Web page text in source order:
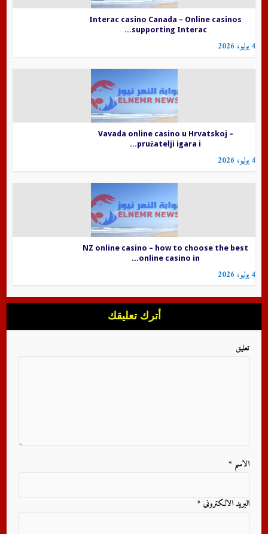
Interac casino Canada – Online casinos
supporting Interac...
4 يوليو، 2026
Vavada online casino u Hrvatskoj –
pružatelji igara i...
4 يوليو، 2026
NZ online casino – how to choose the best
online casino in...
4 يوليو، 2026
أترك تعليقك
تعليق
الاسم *
البريد الالكترونى *